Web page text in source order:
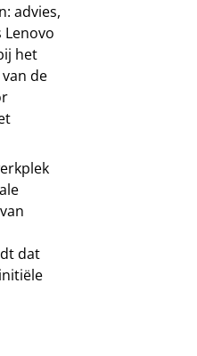
advies,
het
de
dat